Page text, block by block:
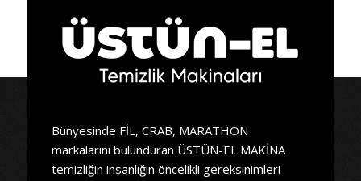
Bünyesinde FİL, CRAB, MARATHON
markalarını bulunduran ÜSTÜN-EL MAKİNA
temizliğin insanlığın öncelikli gereksinimleri